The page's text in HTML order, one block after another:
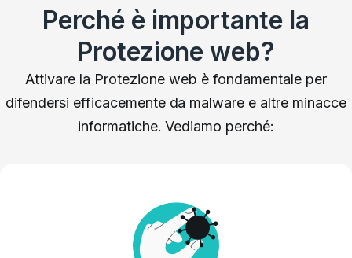
Perché è importante la
Protezione web?
Attivare la Protezione web è fondamentale per
difendersi efficacemente da malware e altre minacce
informatiche. Vediamo perché: